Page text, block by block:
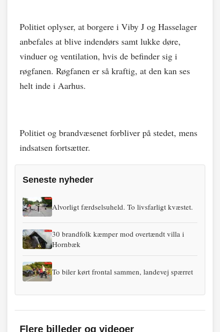
Politiet oplyser, at borgere i Viby J og Hasselager
anbefales at blive indendørs samt lukke døre,
vinduer og ventilation, hvis de befinder sig i
røgfanen. Røgfanen er så kraftig, at den kan ses
helt inde i Aarhus.
Politiet og brandvæsenet forbliver på stedet, mens
indsatsen fortsætter.
Seneste nyheder
Alvorligt færdselsuheld. To livsfarligt kvæstet.
30 brandfolk kæmper mod overtændt villa i
Hornbæk
To biler kørt frontal sammen, landevej spærret
Flere billeder og videoer